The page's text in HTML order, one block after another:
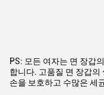
PS: 모든 여자는 면 장갑
합니다. 고품질 면 장갑의
손을 보호하고 수많은 세